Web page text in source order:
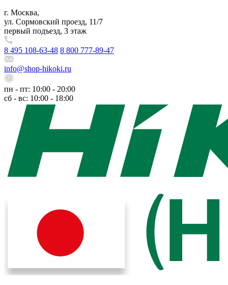
г. Москва,
ул. Сормовский проезд, 11/7
первый подъезд, 3 этаж
8 495 108-63-48 8 800 777-89-47
info@shop-hikoki.ru
пн - пт: 10:00 - 20:00
сб - вс: 10:00 - 18:00